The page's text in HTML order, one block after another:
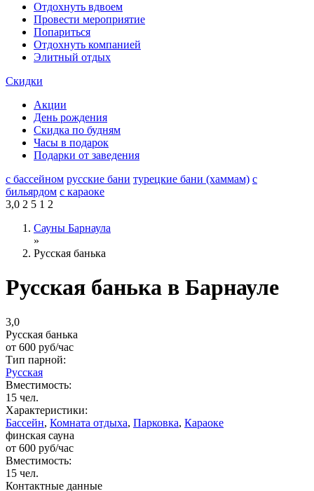
Отдохнуть вдвоем
Провести мероприятие
Попариться
Отдохнуть компанией
Элитный отдых
Скидки
Акции
День рождения
Скидка по будням
Часы в подарок
Подарки от заведения
с бассейном русские бани турецкие бани (хаммам) с
бильярдом с караоке
3,0 2 5 1 2
Сауны Барнаула
»
Русская банька
Русская банька в Барнауле
3,0
Русская банька
от 600 руб/час
Тип парной:
Русская
Вместимость:
15 чел.
Характеристики:
Бассейн, Комната отдыха, Парковка, Караоке
финская сауна
от 600 руб/час
Вместимость:
15 чел.
Контактные данные